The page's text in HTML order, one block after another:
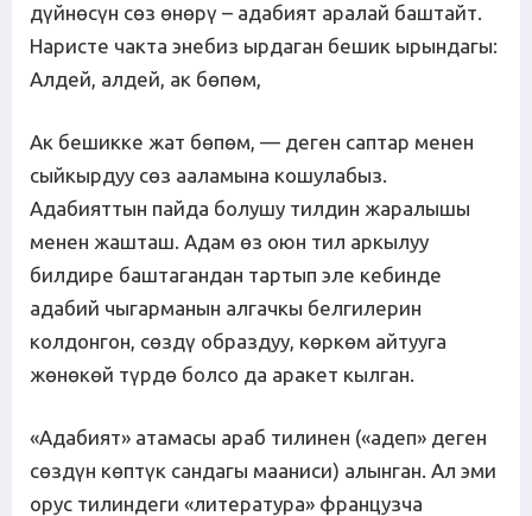
дүйнөсүн сөз өнөрү – адабият аралай баштайт.
Наристе чакта энебиз ырдаган бешик ырындагы:
Алдей, алдей, ак бөпөм,
Ак бешикке жат бөпөм, — деген саптар менен
сыйкырдуу сөз ааламына кошулабыз.
Адабияттын пайда болушу тилдин жаралышы
менен жашташ. Адам өз оюн тил аркылуу
билдире баштагандан тартып эле кебинде
адабий чыгарманын алгачкы белгилерин
колдонгон, сөздү образдуу, көркөм айтууга
жөнөкөй түрдө болсо да аракет кылган.
«Адабият» атамасы араб тилинен («адеп» деген
сөздүн көптүк сандагы мааниси) алынган. Ал эми
орус тилиндеги «литература» французча